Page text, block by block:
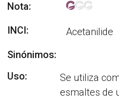
Nota:
INCI:
Acetanilide
Sinónimos:
Uso:
Se utiliza
esmaltes de